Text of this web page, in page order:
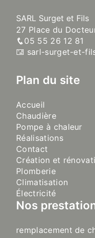
SARL Surget et Fils
27 Place du
05 55 26 12 81
sarl-surget-et-
Plan du site
Accueil
Chaudière
Pompe à chaleur
Réalisations
Contact
Création et
Plomberie
Climatisation
Électricité
Nos
remplacement de